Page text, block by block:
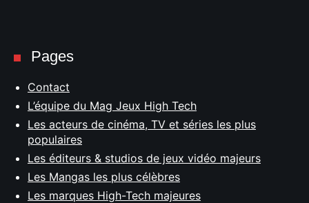
Pages
Contact
L’équipe du Mag Jeux High Tech
Les acteurs de cinéma, TV et séries les plus
populaires
Les éditeurs & studios de jeux vidéo majeurs
Les Mangas les plus célèbres
Les marques High-Tech majeures